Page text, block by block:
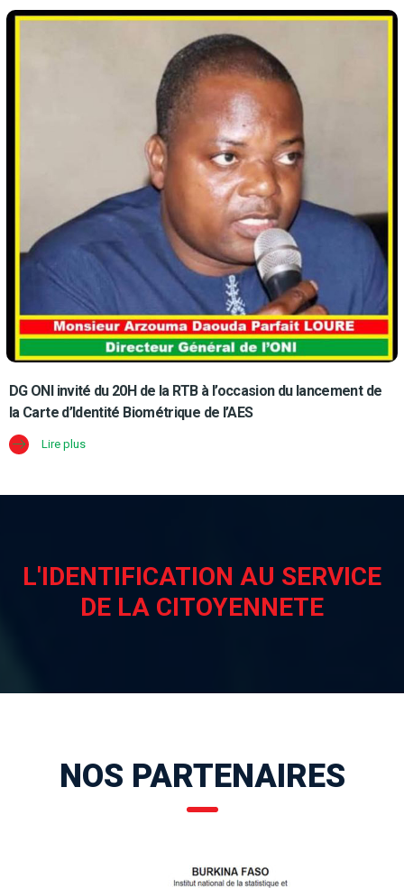
DG ONI invité du 20H de la RTB à l’occasion du lancement de
la Carte d’Identité Biométrique de l’AES
Lire plus
L'IDENTIFICATION AU SERVICE
DE LA CITOYENNETE
NOS PARTENAIRES